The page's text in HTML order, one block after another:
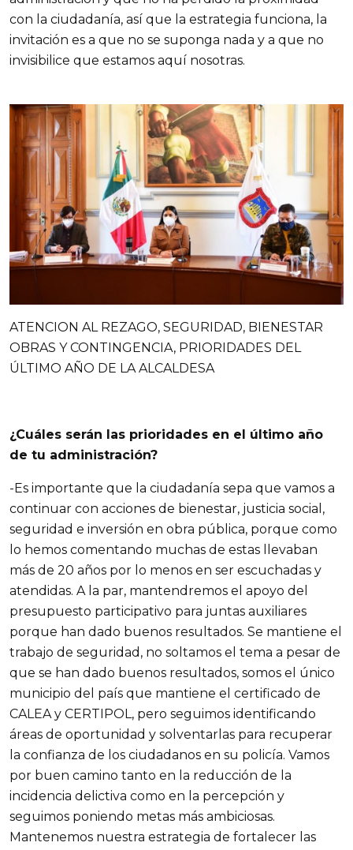
con la ciudadanía, así que la estrategia funciona, la
invitación es a que no se suponga nada y a que no
invisibilice que estamos aquí nosotras.
ATENCION AL REZAGO, SEGURIDAD, BIENESTAR
OBRAS Y CONTINGENCIA, PRIORIDADES DEL
ÚLTIMO AÑO DE LA ALCALDESA
¿Cuáles serán las prioridades en el último año
de tu administración?
-Es importante que la ciudadanía sepa que vamos a
continuar con acciones de bienestar, justicia social,
seguridad e inversión en obra pública, porque como
lo hemos comentando muchas de estas llevaban
más de 20 años por lo menos en ser escuchadas y
atendidas. A la par, mantendremos el apoyo del
presupuesto participativo para juntas auxiliares
porque han dado buenos resultados. Se mantiene el
trabajo de seguridad, no soltamos el tema a pesar de
que se han dado buenos resultados, somos el único
municipio del país que mantiene el certificado de
CALEA y CERTIPOL, pero seguimos identificando
áreas de oportunidad y solventarlas para recuperar
la confianza de los ciudadanos en su policía. Vamos
por buen camino tanto en la reducción de la
incidencia delictiva como en la percepción y
seguimos poniendo metas más ambiciosas.
Mantenemos nuestra estrategia de fortalecer las